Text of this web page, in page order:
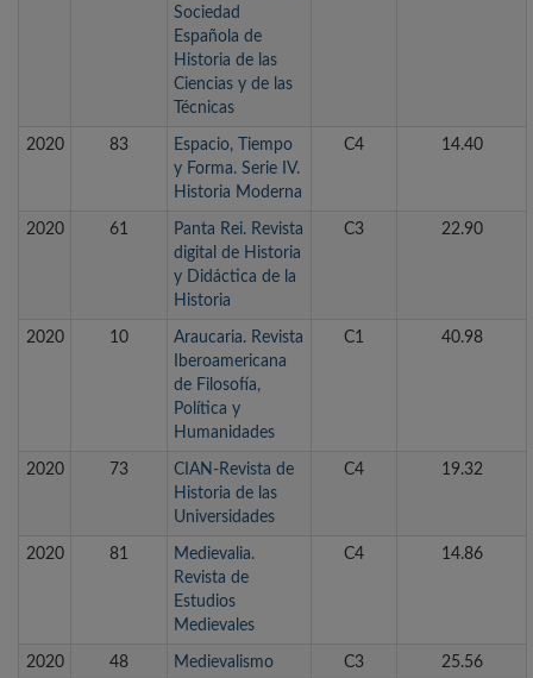
Sociedad
Española de
Historia de las
Ciencias y de las
Técnicas
2020 83
Espacio, Tiempo
y Forma. Serie IV.
Historia Moderna
C4 14.40
2020 61
Panta Rei. Revista
digital de Historia
y Didáctica de la
Historia
C3 22.90
2020 10
Araucaria. Revista
Iberoamericana
de Filosofía,
Política y
Humanidades
C1 40.98
2020 73
CIAN-Revista de
Historia de las
Universidades
C4 19.32
2020 81
Medievalia.
Revista de
Estudios
Medievales
C4 14.86
2020 48 Medievalismo C3 25.56